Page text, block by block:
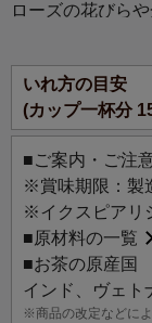
ローズの花びら
る上品な甘みは
濃厚なホワイト
華やかな香りで
いしくお召し上
「宝石箱」のイ
ワー、金平糖を
に。
ギフトとしても
いれ方の目安
(カップ一杯分
■ご案内・ご注
※賞味期限：製
※イクスピアリ
■原材料の一覧
■お茶の原産国
インド、ヴェト
※商品の改定などに